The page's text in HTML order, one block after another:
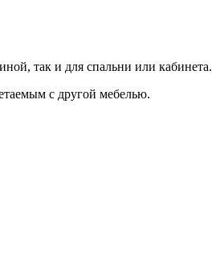
так и для спальни или кабинета.
с другой мебелью.